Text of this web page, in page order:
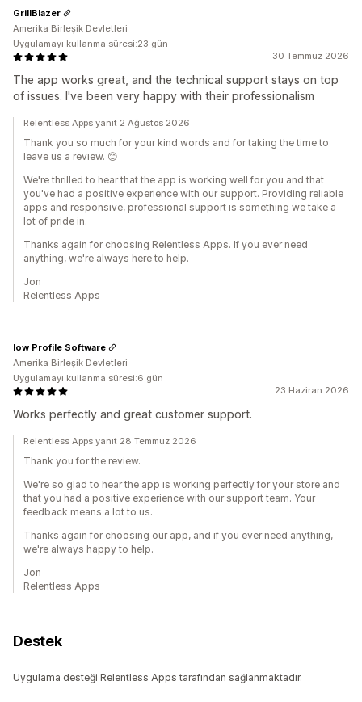
30 Temmuz 2026
The app works great, and the technical support stays on top
of issues. I've been very happy with their professionalism
GrillBlazer
Amerika Birleşik Devletleri
Uygulamayı kullanma süresi:23 gün
Relentless Apps yanıt 2 Ağustos 2026
Thank you so much for your kind words and for taking the time to
leave us a review. 😊
We're thrilled to hear that the app is working well for you and that
you've had a positive experience with our support. Providing reliable
apps and responsive, professional support is something we take a
lot of pride in.
Thanks again for choosing Relentless Apps. If you ever need
anything, we're always here to help.
Jon
Relentless Apps
23 Haziran 2026
Works perfectly and great customer support.
low Profile Software
Amerika Birleşik Devletleri
Uygulamayı kullanma süresi:6 gün
Relentless Apps yanıt 28 Temmuz 2026
Thank you for the review.
We're so glad to hear the app is working perfectly for your store and
that you had a positive experience with our support team. Your
feedback means a lot to us.
Thanks again for choosing our app, and if you ever need anything,
we're always happy to help.
Jon
Relentless Apps
Destek
Uygulama desteği Relentless Apps tarafından sağlanmaktadır.